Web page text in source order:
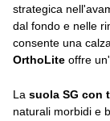
strategica
dal fondo e nelle
consente una
OrthoLite offre
La suola SG con
naturali morbidi e